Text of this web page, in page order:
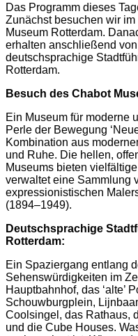
Das Programm dieses
Zunächst besuchen wir
Museum Rotterdam.
erhalten anschließend
deutschsprachige
Rotterdam.
Besuch des Chabot
Ein Museum für moderne
Perle der Bewegung
Kombination aus
und Ruhe. Die hellen,
Museums bieten
verwaltet eine Sammlung
expressionistischen
(1894–1949).
Deutschsprachige
Rotterdam:
Ein Spaziergang entlang
Sehenswürdigkeiten im
Hauptbahnhof, das ‘alte’
Schouwburgplein,
Coolsingel, das Rathaus,
und die Cube Houses.